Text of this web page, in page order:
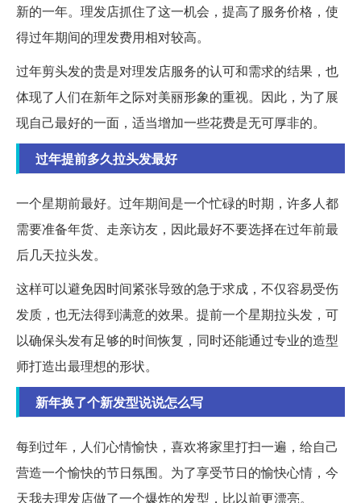
新的一年。理发店抓住了这一机会，提高了服务价格，使
得过年期间的理发费用相对较高。
过年剪头发的贵是对理发店服务的认可和需求的结果，也
体现了人们在新年之际对美丽形象的重视。因此，为了展
现自己最好的一面，适当增加一些花费是无可厚非的。
过年提前多久拉头发最好
一个星期前最好。过年期间是一个忙碌的时期，许多人都
需要准备年货、走亲访友，因此最好不要选择在过年前最
后几天拉头发。
这样可以避免因时间紧张导致的急于求成，不仅容易受伤
发质，也无法得到满意的效果。提前一个星期拉头发，可
以确保头发有足够的时间恢复，同时还能通过专业的造型
师打造出最理想的形状。
新年换了个新发型说说怎么写
每到过年，人们心情愉快，喜欢将家里打扫一遍，给自己
营造一个愉快的节日氛围。为了享受节日的愉快心情，今
天我去理发店做了一个爆炸的发型，比以前更漂亮。